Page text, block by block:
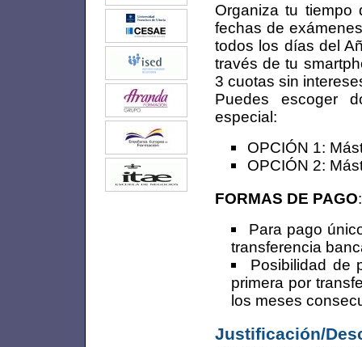
Organiza tu tiempo
fechas de
todos los días del
través de tu
3 cuotas sin
Puedes escoger
especial:
OPCIÓN 1:
OPCIÓN 2:
FORMAS DE PAGO:
Para pago
transferencia
Posibilidad de
primera por
los meses
Justificación/